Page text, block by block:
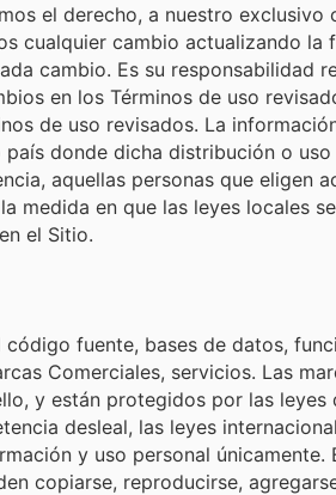
el derecho, a nuestro
cualquier cambio actualizando
cambio. Es su responsabilidad
en los Términos de uso
de uso revisados. La
donde dicha distribución o
aquellas personas que eligen
en que las leyes locales
el Sitio.
fuente, bases de datos,
Comerciales, servicios. Las
y están protegidos por las
desleal, las leyes
y uso personal
copiarse, reproducirse,